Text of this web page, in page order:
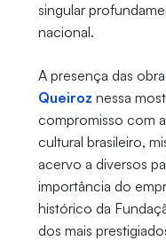
singular
nacional.
A presença das
Queiroz nessa
compromisso com
cultural brasileiro,
acervo a diversos
importância do
histórico da
dos mais